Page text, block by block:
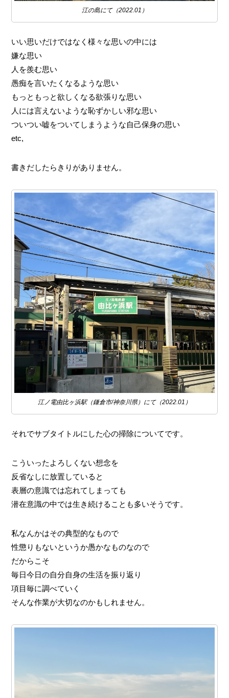
江の島にて（2022.01）
いい思いだけではなく様々な思いの中には
嫌な思い
人を羨む思い
愚痴を言いたくなるような思い
もっともっと欲しくなる欲張りな思い
人には言えないような恥ずかしい邪な思い
ついつい嘘をついてしまうような自己保身の思い
etc,
書きだしたらきりがありません。
江ノ電由比ヶ浜駅（鎌倉市/神奈川県）にて（2022.01）
それでサブタイトルにした心の掃除についてです。
こういったよろしくない想念を
反省なしに放置していると
表層の意識では忘れてしまっても
潜在意識の中では生き続けることも多いそうです。
私なんかはその典型的なもので
性懲りもないというか愚かなものなので
だからこそ
毎日今日の自分自身の生活を振り返り
項目毎に調べていく
そんな作業が大切なのかもしれません。